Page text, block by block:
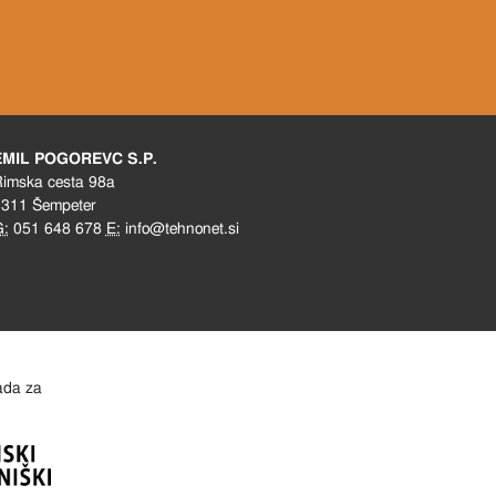
POGOREVC S.P.
cesta 98a
Šempeter
051 648 678 E: info@tehnonet.si
za